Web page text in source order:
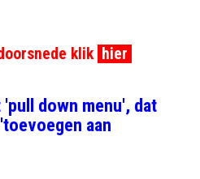
klik hier
down menu', dat
aan